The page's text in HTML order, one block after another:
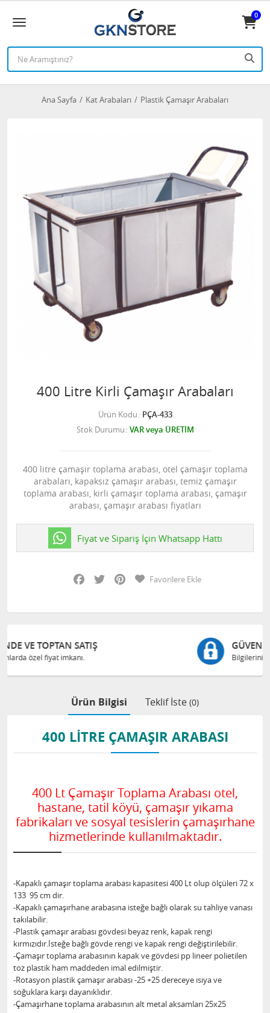
0
Ana Sayfa Kat Arabaları Plastik Çamaşır Arabaları
400 Litre Kirli Çamaşır Arabaları
Ürün Kodu PÇA-433
Stok Durumu VAR veya ÜRETİM
400 litre çamaşır toplama arabası, otel çamaşır toplama
arabaları, kapaksız çamaşır arabası, temiz çamaşır
toplama arabası, kirli çamaşır toplama arabası, çamaşır
arabası, çamaşır arabası fiyatları
Fiyat ve Sipariş İçin Whatsapp Hattı
Facebook
Twitter PinterestFavorilere Ekle
GÜVENLI ALIŞVERIŞ
Bilgileriniz 128 Bit SSL ile güvende
Ürün Bilgisi Teklif İste (0)
400 LITRE ÇAMAŞIR ARABASI
400 Lt Çamaşır Toplama Arabası otel,
hastane, tatil köyü, çamaşır yıkama
fabrikaları ve sosyal tesislerin çamaşırhane
hizmetlerinde kullanılmaktadır.
-Kapaklı çamaşır toplama arabası kapasitesi 400 Lt olup ölçüleri 72 x
133 95 cm dir.
-Kapaklı çamaşırhane arabasına isteğe bağlı olarak su tahliye vanası
takılabilir.
-Plastik çamaşır arabası gövdesi beyaz renk, kapak rengi
kırmızıdır.İsteğe bağlı gövde rengi ve kapak rengi değiştirilebilir.
-Çamaşır toplama arabasının kapak ve gövdesi pp lineer polietilen
toz plastik ham maddeden imal edilmiştir.
-Rotasyon plastik çamaşır arabası -25 +25 dereceye ısıya ve
soğuklara karşı dayanıklıdır.
-Çamaşırhane toplama arabasının alt metal aksamları 25x25